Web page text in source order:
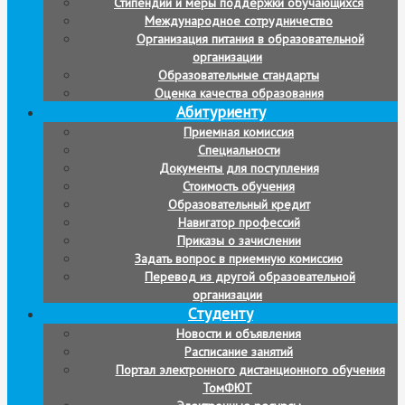
Международное сотрудничество
Организация питания в образовательной
организации
Образовательные стандарты
Оценка качества образования
Абитуриенту
Приемная комиссия
Специальности
Документы для поступления
Стоимость обучения
Образовательный кредит
Навигатор профессий
Приказы о зачислении
Задать вопрос в приемную комиссию
Перевод из другой образовательной
организации
Студенту
Новости и объявления
Расписание занятий
Портал электронного дистанционного обучения
ТомФЮТ